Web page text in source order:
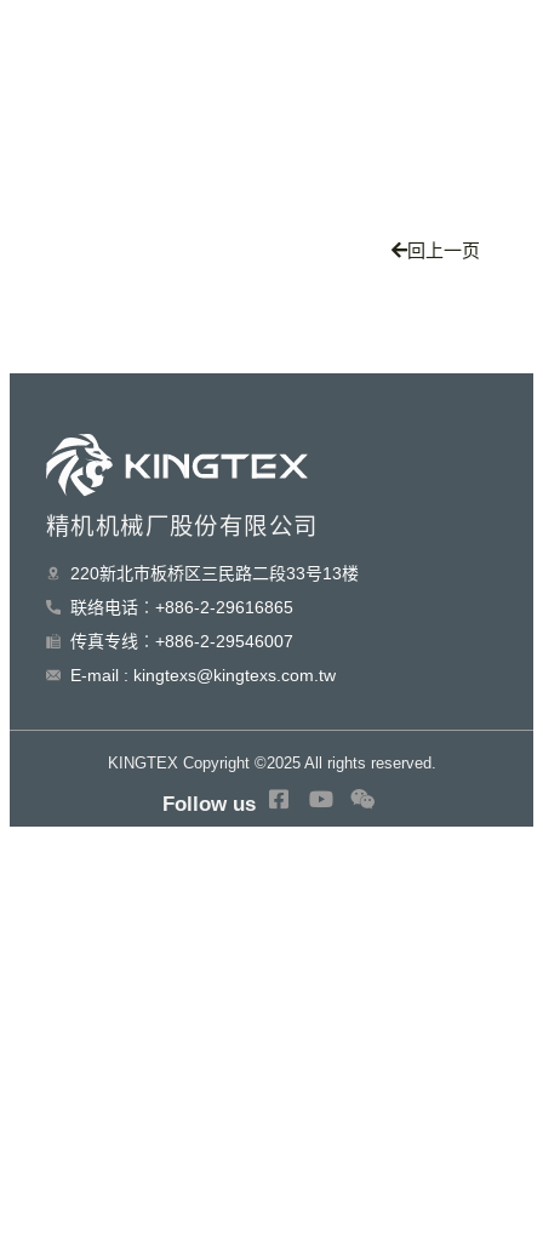
回上一页
精机机械厂股份有限公司
220新北巿板桥区三民路二段33号13楼
联络电话︰+886-2-29616865
传真专线︰+886-2-29546007
E-mail : kingtexs@kingtexs.com.tw
KINGTEX Copyright ©2025 All rights reserved.
Follow us